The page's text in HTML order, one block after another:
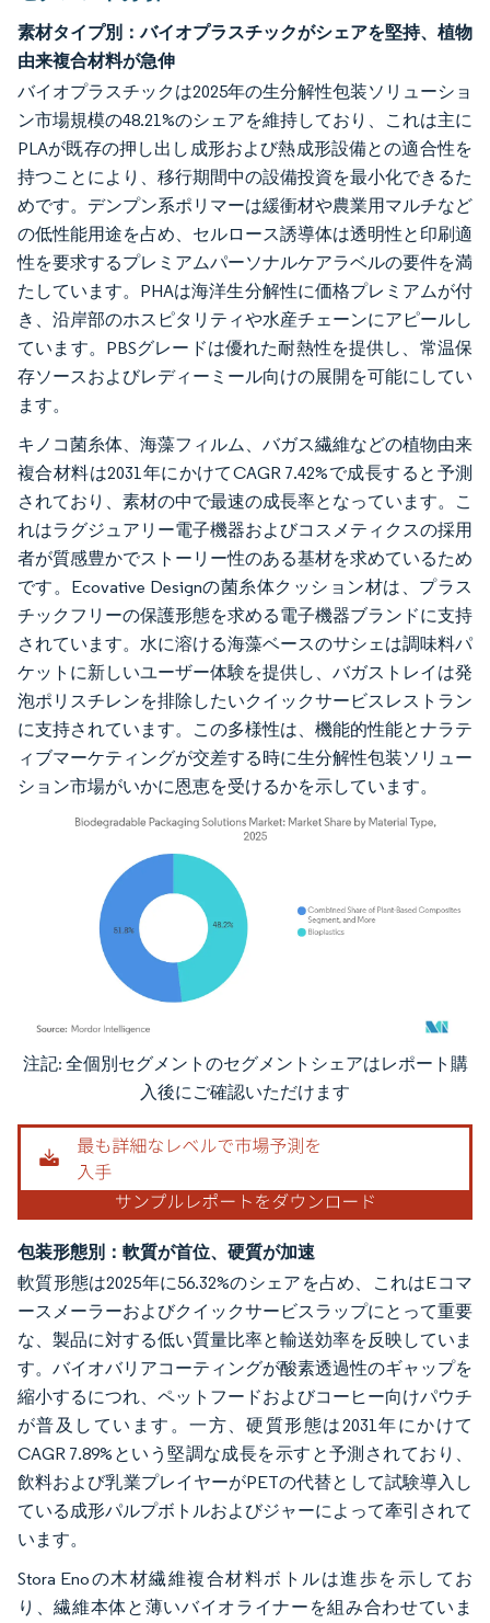
素材タイプ別：バイオプラスチックがシェアを堅持、植物
由来複合材料が急伸
バイオプラスチックは2025年の生分解性包装ソリューショ
ン市場規模の48.21%のシェアを維持しており、これは主に
PLAが既存の押し出し成形および熱成形設備との適合性を
持つことにより、移行期間中の設備投資を最小化できるた
めです。デンプン系ポリマーは緩衝材や農業用マルチなど
の低性能用途を占め、セルロース誘導体は透明性と印刷適
性を要求するプレミアムパーソナルケアラベルの要件を満
たしています。PHAは海洋生分解性に価格プレミアムが付
き、沿岸部のホスピタリティや水産チェーンにアピールし
ています。PBSグレードは優れた耐熱性を提供し、常温保
存ソースおよびレディーミール向けの展開を可能にしてい
ます。
キノコ菌糸体、海藻フィルム、バガス繊維などの植物由来
複合材料は2031年にかけてCAGR 7.42%で成長すると予測
されており、素材の中で最速の成長率となっています。こ
れはラグジュアリー電子機器およびコスメティクスの採用
者が質感豊かでストーリー性のある基材を求めているため
です。Ecovative Designの菌糸体クッション材は、プラス
チックフリーの保護形態を求める電子機器ブランドに支持
されています。水に溶ける海藻ベースのサシェは調味料パ
ケットに新しいユーザー体験を提供し、バガストレイは発
泡ポリスチレンを排除したいクイックサービスレストラン
に支持されています。この多様性は、機能的性能とナラテ
ィブマーケティングが交差する時に生分解性包装ソリュー
ション市場がいかに恩恵を受けるかを示しています。
画像 © Mordor Intelligence。再利用にはCC BY 4.0の表示が必要です。
注記: 全個別セグメントのセグメントシェアはレポート購
入後にご確認いただけます
包装形態別：軟質が首位、硬質が加速
軟質形態は2025年に56.32%のシェアを占め、これはEコマ
ースメーラーおよびクイックサービスラップにとって重要
な、製品に対する低い質量比率と輸送効率を反映していま
す。バイオバリアコーティングが酸素透過性のギャップを
縮小するにつれ、ペットフードおよびコーヒー向けパウチ
が普及しています。一方、硬質形態は2031年にかけて
CAGR 7.89%という堅調な成長を示すと予測されており、
飲料および乳業プレイヤーがPETの代替として試験導入し
ている成形パルプボトルおよびジャーによって牽引されて
います。
Stora Enoの木材繊維複合材料ボトルは進歩を示してお
り、繊維本体と薄いバイオライナーを組み合わせていま